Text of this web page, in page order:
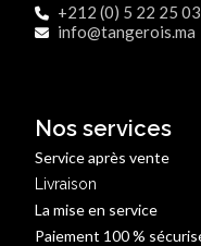
+212 (0) 5 22 25
info@tangerois.ma
Nos services
Service après vente
Livraison
La mise en service
Paiement 100 %